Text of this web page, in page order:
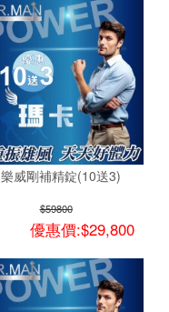
樂威剛補精錠(10送3)
$59800
優惠價:$29,800